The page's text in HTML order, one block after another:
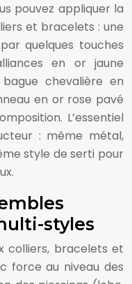
pouvez appliquer la
et bracelets : une
quelques touches
en or jaune
chevalière en
en or rose pavé
L’essentiel
: même métal,
style de serti pour
styles
colliers, bracelets et
force au niveau des